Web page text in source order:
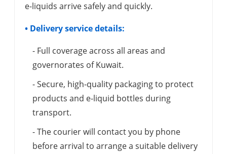
e-liquids arrive safely and quickly.
• Delivery service details:
- Full coverage across all areas and
governorates of Kuwait.
- Secure, high-quality packaging to protect
products and e-liquid bottles during
transport.
- The courier will contact you by phone
before arrival to arrange a suitable delivery